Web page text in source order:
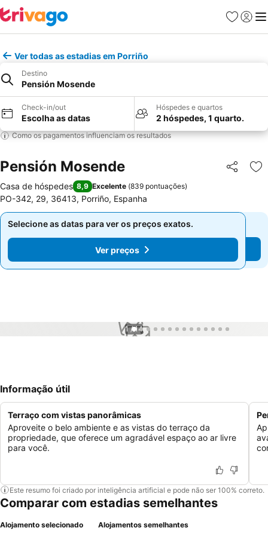
Favoritos
Iniciar
Ver todas as estadias em Porriño
Destino
Pensión Mosende
Check-in/out
Escolha as datas
Hóspedes e quartos
2 hóspedes, 1 quarto.
Como os pagamentos influenciam os resultados
Pensión Mosende Partilhar
Casa de hóspedes 8,9 Excelente (839 pontuações)
PO-342, 29, 36413, Porriño, Espanha
Selecione as datas para ver os preços exatos.
Ver preços
Selecione as datas para ver os preços exatos.
Ver preços
1 / 14
Informação útil
Terraço com vistas panorâmicas
Aproveite o belo ambiente e as vistas do terraço da
propriedade, que oferece um agradável espaço ao ar livre
para você.
Este resumo foi criado por inteligência artificial e pode não ser 100% correto.
Comparar com estadias semelhantes
Alojamento selecionado Alojamentos semelhantes